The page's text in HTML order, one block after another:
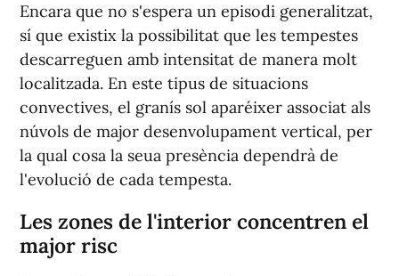
Encara que no s'espera un episodi generalitzat,
sí que existix la possibilitat que les tempestes
descarreguen amb intensitat de manera molt
localitzada. En este tipus de situacions
convectives, el granís sol aparéixer associat als
núvols de major desenvolupament vertical, per
la qual cosa la seua presència dependrà de
l'evolució de cada tempesta.
Les zones de l'interior concentren el
major risc